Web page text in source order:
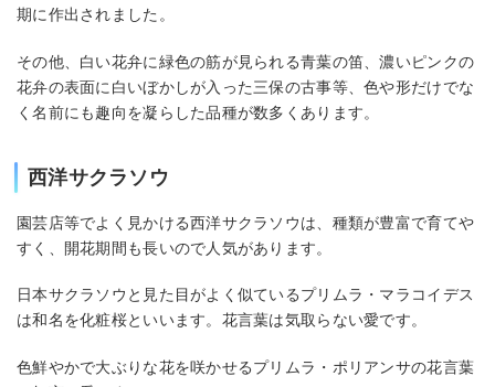
期に作出されました。
その他、白い花弁に緑色の筋が見られる青葉の笛、濃いピンクの
花弁の表面に白いぼかしが入った三保の古事等、色や形だけでな
く名前にも趣向を凝らした品種が数多くあります。
西洋サクラソウ
園芸店等でよく見かける西洋サクラソウは、種類が豊富で育てや
すく、開花期間も長いので人気があります。
日本サクラソウと見た目がよく似ているプリムラ・マラコイデス
は和名を化粧桜といいます。花言葉は気取らない愛です。
色鮮やかで大ぶりな花を咲かせるプリムラ・ポリアンサの花言葉